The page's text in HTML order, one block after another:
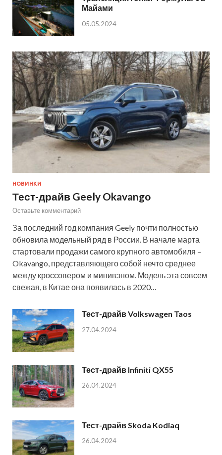
Майами
05.05.2024
НОВИНКИ
Тест-драйв Geely Okavango
Оставьте комментарий
За последний год компания Geely почти полностью
обновила модельный ряд в России. В начале марта
стартовали продажи самого крупного автомобиля –
Okavango, представляющего собой нечто среднее
между кроссовером и минивэном. Модель эта совсем
свежая, в Китае она появилась в 2020…
Тест-драйв Volkswagen Taos
27.04.2024
Тест-драйв Infiniti QX55
26.04.2024
Тест-драйв Skoda Kodiaq
26.04.2024